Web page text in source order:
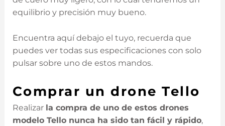
equilibrio y precisión muy bueno.
Encuentra aquí debajo el tuyo, recuerda que
puedes ver todas sus especificaciones con solo
pulsar sobre uno de estos mandos.
Comprar un drone Tello
Realizar la compra de uno de estos drones
modelo Tello nunca ha sido tan fácil y rápido,